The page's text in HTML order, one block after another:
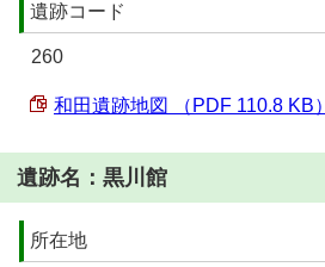
遺跡コード
260
和田遺跡地図 （PDF 110.8 KB）
遺跡名：黒川館
所在地